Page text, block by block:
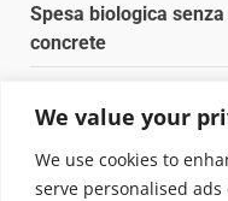
We value your
We use cookies to
serve personalised
Spesa biologica
concrete
Pulizia naturale della
sostituiscono 10